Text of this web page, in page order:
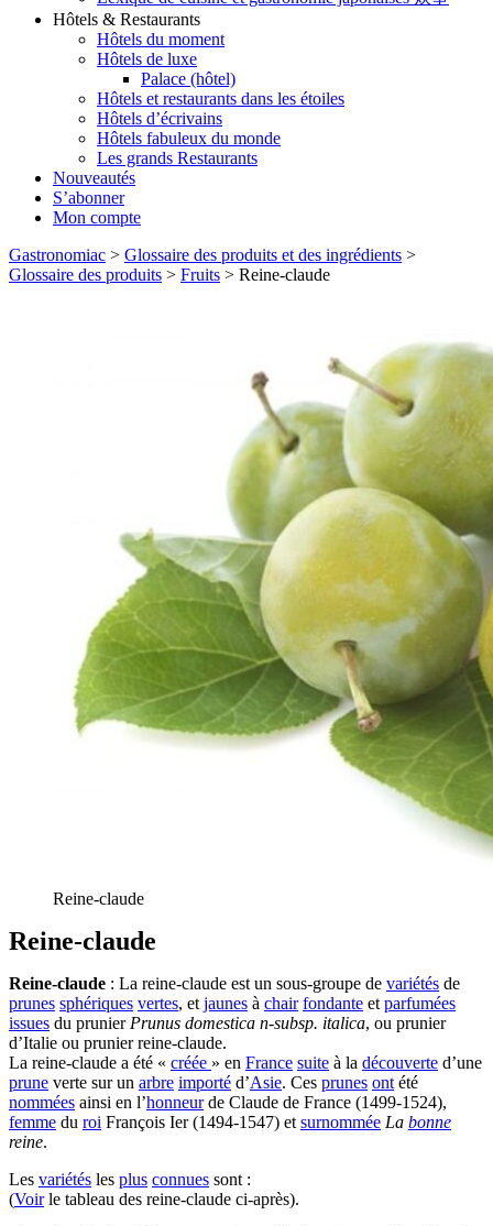
Hôtels & Restaurants
Hôtels du moment
Hôtels de luxe
Palace (hôtel)
Hôtels et restaurants dans les étoiles
Hôtels d’écrivains
Hôtels fabuleux du monde
Les grands Restaurants
Nouveautés
S’abonner
Mon compte
Gastronomiac > Glossaire des produits et des ingrédients >
Glossaire des produits > Fruits > Reine-claude
Reine-claude
Reine-claude
Reine-claude : La reine-claude est un sous-groupe de variétés de
prunes sphériques vertes, et jaunes à chair fondante et parfumées
issues du prunier Prunus domestica n-subsp. italica, ou prunier
d’Italie ou prunier reine-claude.
La reine-claude a été « créée » en France suite à la découverte d’une
prune verte sur un arbre importé d’Asie. Ces prunes ont été
nommées ainsi en l’honneurde Claude de France (1499-1524),
femme du roi François Ier (1494-1547) et surnommée La bonne
reine.
Les variétés les plus connues sont :
(Voirle tableau des reine-claude ci-après).